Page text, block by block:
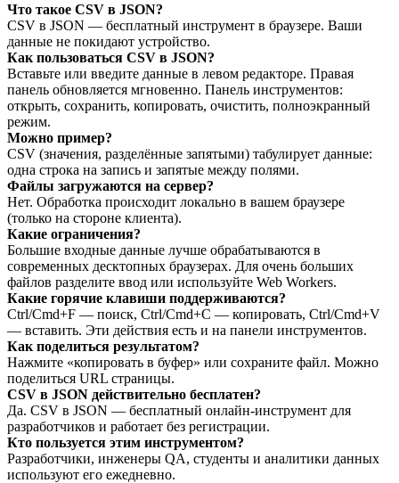
Что такое CSV в JSON?
CSV в JSON — бесплатный инструмент в браузере. Ваши
данные не покидают устройство.
Как пользоваться CSV в JSON?
Вставьте или введите данные в левом редакторе. Правая
панель обновляется мгновенно. Панель инструментов:
открыть, сохранить, копировать, очистить, полноэкранный
режим.
Можно пример?
CSV (значения, разделённые запятыми) табулирует данные:
одна строка на запись и запятые между полями.
Файлы загружаются на сервер?
Нет. Обработка происходит локально в вашем браузере
(только на стороне клиента).
Какие ограничения?
Большие входные данные лучше обрабатываются в
современных десктопных браузерах. Для очень больших
файлов разделите ввод или используйте Web Workers.
Какие горячие клавиши поддерживаются?
Ctrl/Cmd+F — поиск, Ctrl/Cmd+C — копировать, Ctrl/Cmd+V
— вставить. Эти действия есть и на панели инструментов.
Как поделиться результатом?
Нажмите «копировать в буфер» или сохраните файл. Можно
поделиться URL страницы.
CSV в JSON действительно бесплатен?
Да. CSV в JSON — бесплатный онлайн‑инструмент для
разработчиков и работает без регистрации.
Кто пользуется этим инструментом?
Разработчики, инженеры QA, студенты и аналитики данных
используют его ежедневно.